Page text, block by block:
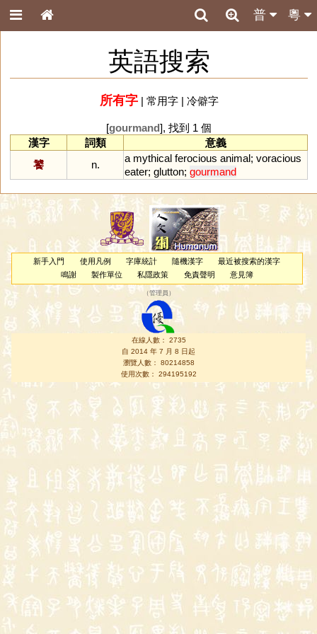
粵
普
英語搜索
所有字| 常用字| 冷僻字
[gourmand], 找到 1 個
漢字
詞類
意義
饕
n.
a mythical ferocious animal; voracious
eater; glutton; gourmand
新手入門 使用凡例 字庫統計 隨機漢字
最近被搜索的漢字
鳴謝
製作單位 私隱政策 免責聲明 意見簿
（管理員 ）
在線人數： 2735
自 2014 年 7 月 8 日起
瀏覽人數： 80214858
使用次數： 294195192